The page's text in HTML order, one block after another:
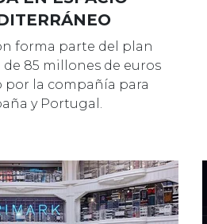
forma parte del plan
85 millones de euros
por la compañía para
y Portugal.